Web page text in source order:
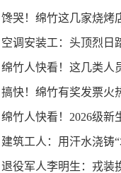
馋哭！绵竹这几家烧烤
空调安装工：头顶烈
绵竹人快看！这几类人
搞快！绵竹有奖发票
绵竹人快看！2026级新
建筑工人：用汗水浇铸
退役军人李明生：戎